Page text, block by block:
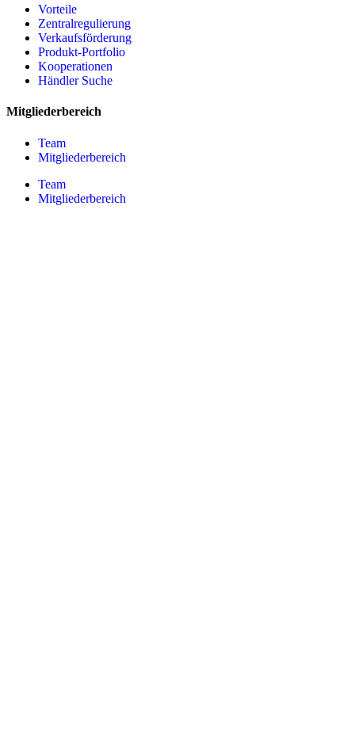
Vorteile
Zentralregulierung
Verkaufsförderung
Produkt-Portfolio
Kooperationen
Händler Suche
Mitgliederbereich
Team
Mitgliederbereich
Team
Mitgliederbereich